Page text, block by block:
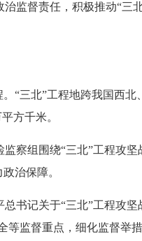
监督责任，积极推动“三
三北”工程地跨我国西北
方千米。
组围绕“三北”工程攻坚
治保障。
记关于“三北”工程攻坚
监督重点，细化监督举